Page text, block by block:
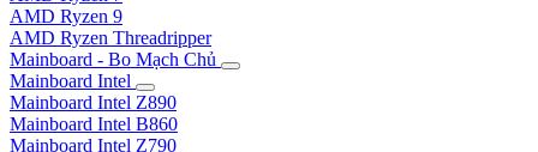
AMD Ryzen 9
AMD Ryzen Threadripper
Mainboard - Bo Mạch Chủ
Mainboard Intel
Mainboard Intel Z890
Mainboard Intel B860
Mainboard Intel Z790